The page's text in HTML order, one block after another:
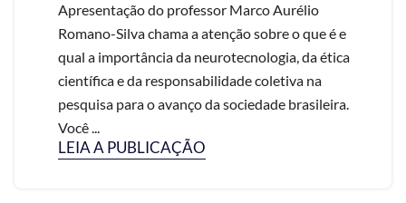
Apresentação do professor Marco Aurélio
Romano-Silva chama a atenção sobre o que é e
qual a importância da neurotecnologia, da ética
científica e da responsabilidade coletiva na
pesquisa para o avanço da sociedade brasileira.
Você ...
LEIA A PUBLICAÇÃO